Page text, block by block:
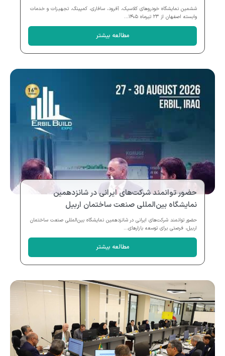
ششمین نمایشگاه خودروهای کلاسیک، آفرود، سافاری، کمپینگ، تجهیزات و خدمات
وابسته اصفهان از ۲۳ تیرماه ۱۴۰۵...
مطالعه بیشتر
حضور توانمند شرکت‌های ایرانی در شانزدهمین
نمایشگاه بین‌المللی صنعت ساختمان اربیل
حضور توانمند شرکت‌های ایرانی در شانزدهمین نمایشگاه بین‌المللی صنعت ساختمان
اربیل، فرصتی برای توسعه بازارهای...
مطالعه بیشتر